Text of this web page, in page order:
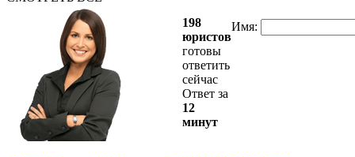
198
юристов
готовы
ответить
сейчас
Ответ за
12
минут
Имя: